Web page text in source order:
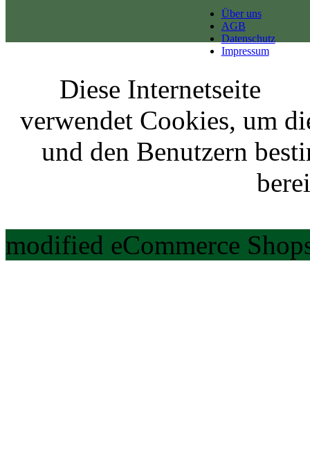
Über uns
AGB
Datenschutz
Impressum
Diese Internetseite
verwendet Cookies, um
und den Benutzern
modified eCommerce